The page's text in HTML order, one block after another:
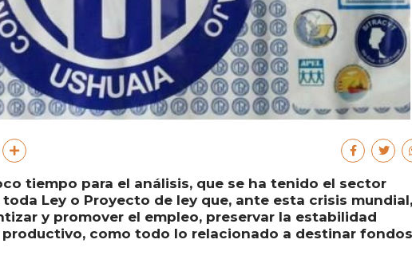
tiempo para el análisis, que se ha tenido el sector
Ley o Proyecto de ley que, ante esta crisis mundial,
y promover el empleo, preservar la estabilidad
como todo lo relacionado a destinar fondos